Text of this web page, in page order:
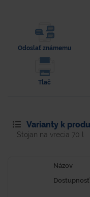
Odoslať známemu
Tlač
Varianty k
Stojan na vrecia 70 l
Názov
Dostupnosť